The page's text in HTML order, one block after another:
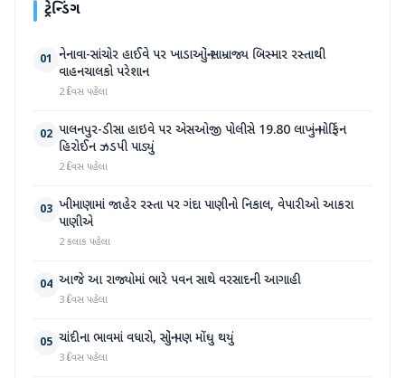
ટ્રેન્ડિંગ
01 નેનાવા-સાંચોર હાઈવે પર ખાડાઓનું સામ્રાજ્ય બિસ્માર રસ્તાથી
વાહનચાલકો પરેશાન
2 દિવસ પહેલા
02 પાલનપુર-ડીસા હાઇવે પર એસઓજી પોલીસે 19.80 લાખનું મોર્ફિન
હિરોઈન ઝડપી પાડ્યું
2 દિવસ પહેલા
03 ખીમાણામાં જાહેર રસ્તા પર ગંદા પાણીનો નિકાલ, વેપારીઓ આકરા
પાણીએ
2 કલાક પહેલા
04 આજે આ રાજ્યોમાં ભારે પવન સાથે વરસાદની આગાહી
3 દિવસ પહેલા
05 ચાંદીના ભાવમાં વધારો, સોનું પણ મોંઘુ થયું
3 દિવસ પહેલા